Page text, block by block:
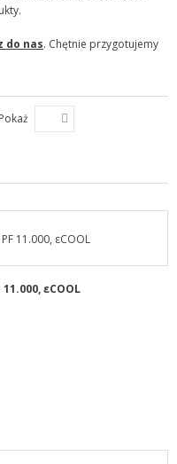
do nas. Chętnie przygotujemy
Pokaż
εCOOL